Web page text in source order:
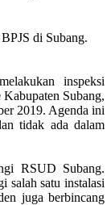
di Subang.
inspeksi
Subang,
2019. Agenda ini
tidak ada dalam
RSUD Subang.
salah satu instalasi
juga berbincang